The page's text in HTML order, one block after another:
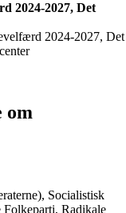
2024-2027, Det
2024-2027, Det
om
Socialistisk
Radikale